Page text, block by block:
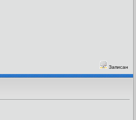
Записан